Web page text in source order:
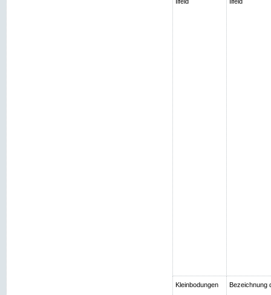
Kleinbodungen Bezeichnung